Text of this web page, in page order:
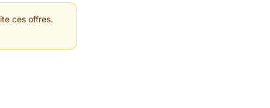
ces offres.